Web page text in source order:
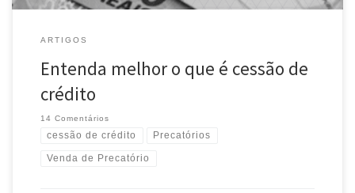
ARTIGOS
Entenda melhor o que é cessão de
crédito
14 Comentários
cessão de crédito Precatórios
Venda de Precatório